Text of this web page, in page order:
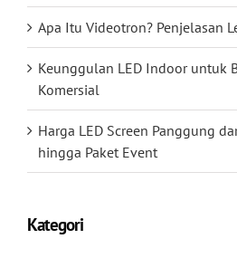
Apa Itu Videotron? Penjelasan
Keunggulan LED Indoor untuk
Komersial
Harga LED Screen Panggung
hingga Paket Event
Kategori